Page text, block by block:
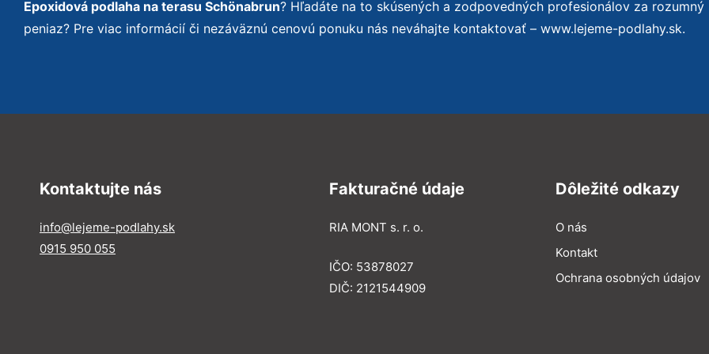
Epoxidová podlaha na terasu Schönabrun? Hľadáte na to skúsených a zodpovedných profesionálov za rozumný
peniaz? Pre viac informácií či nezáväznú cenovú ponuku nás neváhajte kontaktovať – www.lejeme-podlahy.sk.
Kontaktujte nás
info@lejeme-podlahy.sk
0915 950 055
Fakturačné údaje
RIA MONT s. r. o.
IČO: 53878027
DIČ: 2121544909
Dôležité odkazy
O nás
Kontakt
Ochrana osobných údajov